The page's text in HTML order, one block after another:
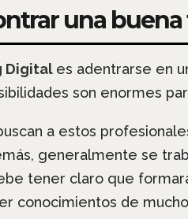
una
Digital es adentrarse en
son enormes
a estos
generalmente se
tener claro que
conocimientos de